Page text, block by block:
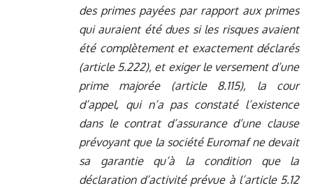
des primes payées par rapport aux primes
qui auraient été dues si les risques avaient
été complètement et exactement déclarés
(article 5.222), et exiger le versement d’une
prime majorée (article 8.115), la cour
d’appel, qui n’a pas constaté l’existence
dans le contrat d’assurance d’une clause
prévoyant que la société Euromaf ne devait
sa garantie qu’à la condition que la
déclaration d’activité prévue à l’article 5.12